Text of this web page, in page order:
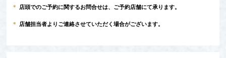
* 店頭でのご予約に関するお問合せは、ご予約店舗にて承ります。
* 店舗担当者よりご連絡させていただく場合がございます。